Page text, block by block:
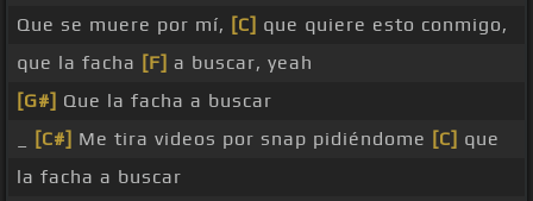
Que se muere por mí, [C] que quiere esto conmigo,
que la facha [F] a buscar, yeah
[G#] Que la facha a buscar
[C#] Me tira videos por snap pidiéndome [C] que
la facha a buscar